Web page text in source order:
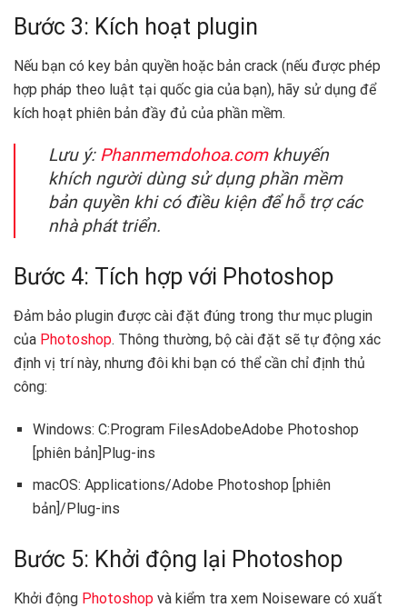
Bước 3: Kích hoạt plugin
Nếu bạn có key bản quyền hoặc bản crack (nếu được phép
hợp pháp theo luật tại quốc gia của bạn), hãy sử dụng để
kích hoạt phiên bản đầy đủ của phần mềm.
Lưu ý: Phanmemdohoa.comkhuyến
khích người dùng sử dụng phần mềm
bản quyền khi có điều kiện để hỗ trợ các
nhà phát triển.
Bước 4: Tích hợp với Photoshop
Đảm bảo plugin được cài đặt đúng trong thư mục plugin
của Photoshop. Thông thường, bộ cài đặt sẽ tự động xác
định vị trí này, nhưng đôi khi bạn có thể cần chỉ định thủ
công:
Windows: C:Program FilesAdobeAdobe Photoshop
[phiên bản]Plug-ins
macOS: Applications/Adobe Photoshop [phiên
bản]/Plug-ins
Bước 5: Khởi động lại Photoshop
Khởi động Photoshop và kiểm tra xem Noiseware có xuất